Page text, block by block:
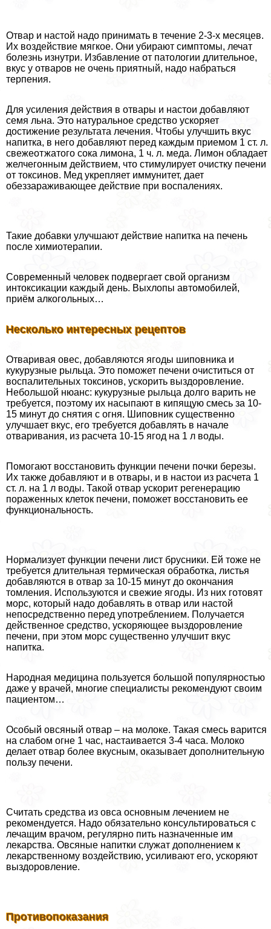
Отвар и настой надо принимать в течение 2-3-х месяцев.
Их воздействие мягкое. Они убирают симптомы, лечат
болезнь изнутри. Избавление от патологии длительное,
вкус у отваров не очень приятный, надо набраться
терпения.
Для усиления действия в отвары и настои добавляют
семя льна. Это натуральное средство ускоряет
достижение результата лечения. Чтобы улучшить вкус
напитка, в него добавляют перед каждым приемом 1 ст. л.
свежеотжатого сока лимона, 1 ч. л. меда. Лимон обладает
желчегонным действием, что стимулирует очистку печени
от токсинов. Мед укрепляет иммунитет, дает
обеззараживающее действие при воспалениях.
Такие добавки улучшают действие напитка на печень
после химиотерапии.
Современный человек подвергает свой организм
интоксикации каждый день. Выхлопы автомобилей,
приём алкогольных…
Несколько интересных рецептов
Отваривая овес, добавляются ягоды шиповника и
кукурузные рыльца. Это поможет печени очиститься от
воспалительных токсинов, ускорить выздоровление.
Небольшой нюанс: кукурузные рыльца долго варить не
требуется, поэтому их насыпают в кипящую смесь за 10-
15 минут до снятия с огня. Шиповник существенно
улучшает вкус, его требуется добавлять в начале
отваривания, из расчета 10-15 ягод на 1 л воды.
Помогают восстановить функции печени почки березы.
Их также добавляют и в отвары, и в настои из расчета 1
ст. л. на 1 л воды. Такой отвар ускорит регенерацию
пораженных клеток печени, поможет восстановить ее
функциональность.
Нормализует функции печени лист брусники. Ей тоже не
требуется длительная термическая обработка, листья
добавляются в отвар за 10-15 минут до окончания
томления. Используются и свежие ягоды. Из них готовят
морс, который надо добавлять в отвар или настой
непосредственно перед употрeблением. Получается
действенное средство, ускоряющее выздоровление
печени, при этом морс существенно улучшит вкус
напитка.
Народная медицина пользуется большой популярностью
даже у врачей, многие специалисты рекомендуют своим
пациентом…
Особый овсяный отвар – на молоке. Такая смесь варится
на слабом огне 1 час, настаивается 3-4 часа. Молоко
делает отвар более вкусным, оказывает дополнительную
пользу печени.
Считать средства из овса основным лечением не
рекомендуется. Надо обязательно консультироваться с
лечащим врачом, регулярно пить назначенные им
лекарства. Овсяные напитки служат дополнением к
лекарственному воздействию, усиливают его, ускоряют
выздоровление.
Противопоказания